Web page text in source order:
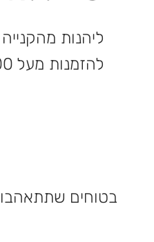
להזמנות מעל 400 ש"ח.